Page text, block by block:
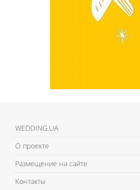
WEDDING.UA
О проекте
Размещение на сайте
Контакты